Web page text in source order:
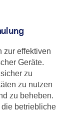
zur effektiven
Geräte.
zu
zu nutzen
zu beheben.
betriebliche